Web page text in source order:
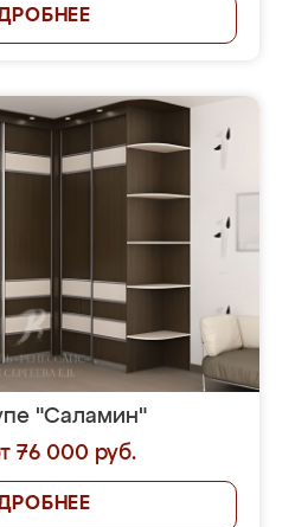
"Саламин"
76 000 руб.